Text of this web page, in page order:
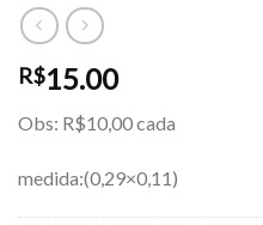
R$15.00
Obs: R$10,00 cada
medida:(0,29×0,11)